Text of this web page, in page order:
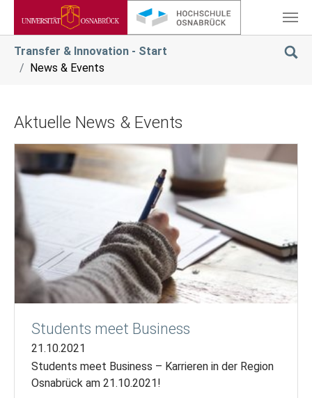
Transfer & Innovation - Start
News & Events
Aktuelle News & Events
Students meet Business
21.10.2021
Students meet Business – Karrieren in der Region
Osnabrück am 21.10.2021!